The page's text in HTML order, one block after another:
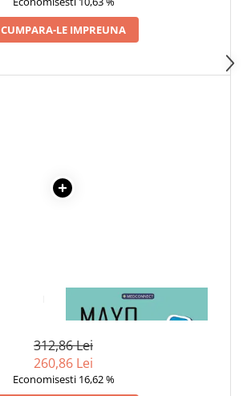
CUMPARA-LE IMPREUNA
1 x MAYO CLINIC. CARTEA
ESENTIALA DESPRE DIABETUL
312,86 Lei
260,86 Lei
Economisesti 16,62 %